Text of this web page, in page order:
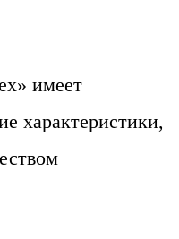
имеет
характеристики,